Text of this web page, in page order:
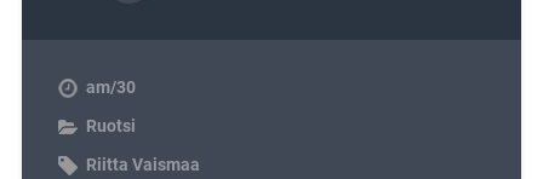
am/30
Ruotsi
Riitta Vaismaa